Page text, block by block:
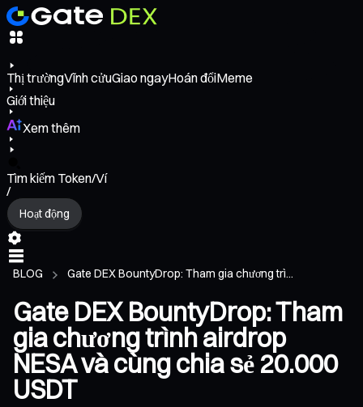
Thị trườngVĩnh cửuGiao ngayHoán đổiMeme
Giới thiệu
Xem thêm
Tìm kiếm Token/Ví
/
Hoạt động
BLOG Gate DEX BountyDrop: Tham gia chương trì...
Gate DEX BountyDrop: Tham
gia chương trình airdrop
NESA và cùng chia sẻ 20.000
USDT